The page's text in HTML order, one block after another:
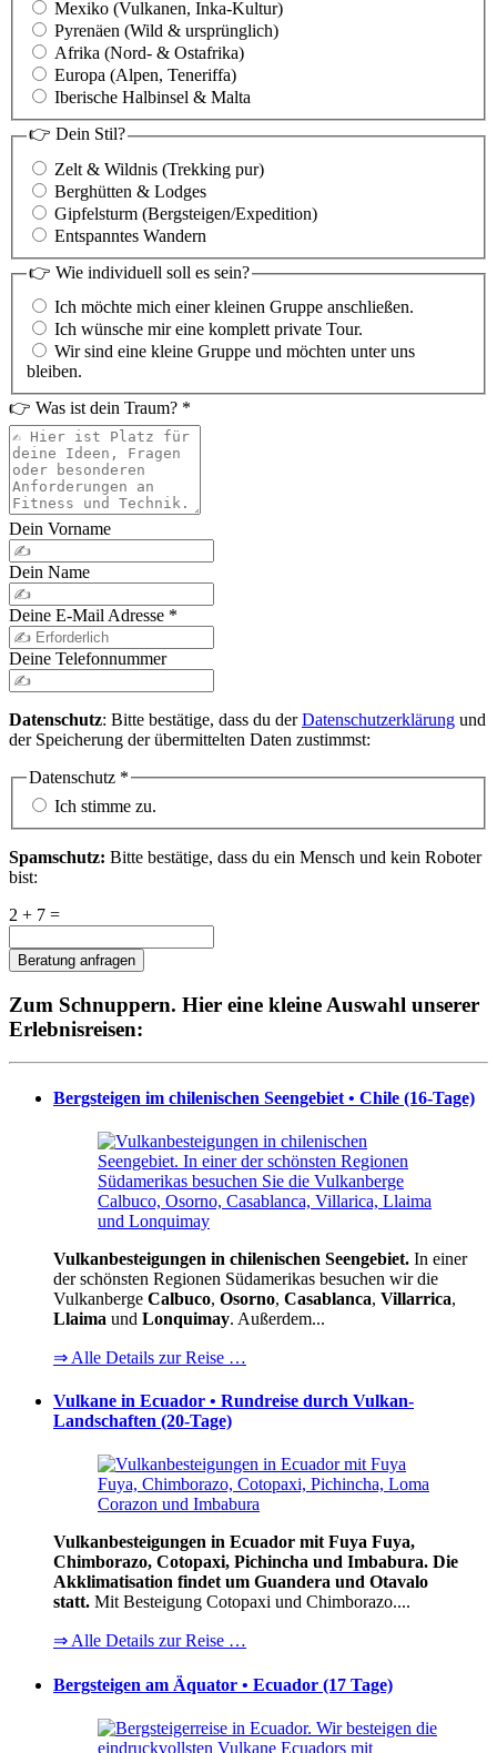
Mexiko (Vulkanen, Inka-Kultur)
Pyrenäen (Wild & ursprünglich)
Afrika (Nord- & Ostafrika)
Europa (Alpen, Teneriffa)
Iberische Halbinsel & Malta
👉 Dein Stil?
Zelt & Wildnis (Trekking pur)
Berghütten & Lodges
Gipfelsturm (Bergsteigen/Expedition)
Entspanntes Wandern
👉 Wie individuell soll es sein?
Ich möchte mich einer kleinen Gruppe anschließen.
Ich wünsche mir eine komplett private Tour.
Wir sind eine kleine Gruppe und möchten unter uns
bleiben.
👉 Was ist dein Traum? *
Dein Vorname
Dein Name
Deine E-Mail Adresse *
Deine Telefonnummer
Datenschutz: Bitte bestätige, dass du derDatenschutzerklärung und
der Speicherung der übermittelten Daten zustimmst:
Datenschutz *
Ich stimme zu.
Spamschutz: Bitte bestätige, dass du ein Mensch und kein Roboter
bist:
2 + 7 =
Beratung anfragen
Zum Schnuppern. Hier eine kleine Auswahl unserer
Erlebnisreisen:
Bergsteigen im chilenischen Seengebiet • Chile (16-Tage)
Vulkanbesteigungen in chilenischen Seengebiet. In einer
der schönsten Regionen Südamerikas besuchen wir die
Vulkanberge Calbuco, Osorno, Casablanca, Villarrica,
Llaima und Lonquimay. Außerdem...
⇒ Alle Details zur Reise …
Vulkane in Ecuador • Rundreise durch Vulkan-
Landschaften (20-Tage)
Vulkanbesteigungen in Ecuador mit Fuya Fuya,
Chimborazo, Cotopaxi, Pichincha und Imbabura. Die
Akklimatisation findet um Guandera und Otavalo
statt. Mit Besteigung Cotopaxi und Chimborazo....
⇒ Alle Details zur Reise …
Bergsteigen am Äquator • Ecuador (17 Tage)